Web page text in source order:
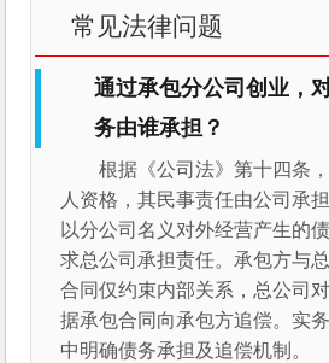
常见法律问题
通过承包分公司创业，
务由谁承担？
根据《公司法》第十四条
人资格，其民事责任由公司承
以分公司名义对外经营产生的
求总公司承担责任。承包方与
合同仅约束内部关系，总公司
据承包合同向承包方追偿。实
中明确债务承担及追偿机制。